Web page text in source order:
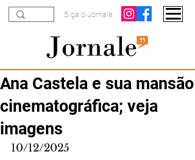
Siga o Jornale
Ana Castela e sua mansão
cinematográfica; veja
imagens
10/12/2025